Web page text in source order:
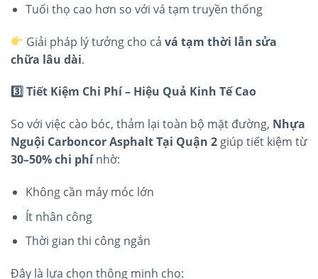
Tuổi thọ cao hơn so với vá tạm truyền thống
Giải pháp lý tưởng cho cảvá tạm thời lẫn sửa
chữa lâu dài.
3️Tiết Kiệm Chi Phí – Hiệu Quả Kinh Tế Cao
So với việc cào bóc, thảm lại toàn bộ mặt đường, Nhựa
Nguội Carboncor Asphalt Tại Quận 2 giúp tiết kiệm từ
30–50% chi phínhờ:
Không cần máy móc lớn
Ít nhân công
Thời gian thi công ngắn
Đây là lựa chọn thông minh cho: